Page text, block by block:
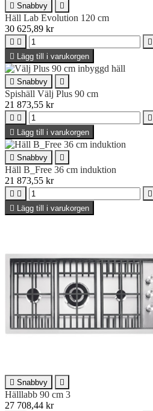
 Snabbvy 
Häll Lab Evolution 120 cm
30 625,89 kr
  
 Lägg till i varukorgen
 Snabbvy 
Spishäll Välj Plus 90 cm
21 873,55 kr
  
 Lägg till i varukorgen
 Snabbvy 
Häll B_Free 36 cm induktion
21 873,55 kr
  
 Lägg till i varukorgen
 Snabbvy 
Hälllabb 90 cm 3
27 708,44 kr